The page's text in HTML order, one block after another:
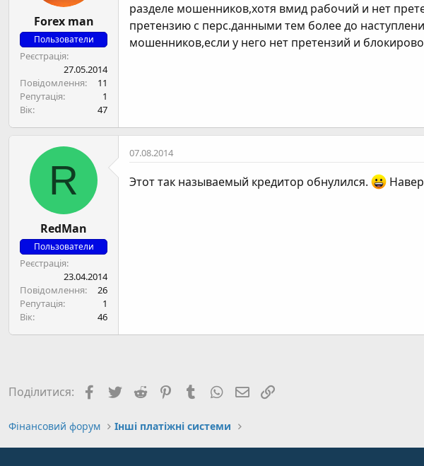
Forex man
Пользователи
Реєстрація
27.05.2014
Повідомлення
11
Репутація
1
Вік
47
разделе мошенников,хотя вмид рабочий и нет
претензию с перс.данными тем более до
мошенников,если у него нет претензий и
R
RedMan
Пользователи
Реєстрація
23.04.2014
Повідомлення
26
Репутація
1
Вік
46
07.08.2014
Этот так называемый кредитор обнулился.
Поділитися: FacebookTwitterReddit PinterestTumblrWhatsApp
E-mail
Фінансовий форум Інші платіжні системи